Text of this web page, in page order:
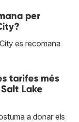
per
es recomana
tarifes més
Lake
a donar els